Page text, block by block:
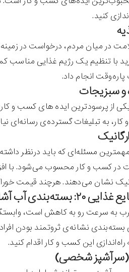
کنید.
در میان مردم، درخواست در
تنظیم یک رژیم غذایی مناسب
انجام داد.
از پرسودترین ایده های کسب و
به تبلیغات گسترده‌ی رسانه‌ای
مسئله‌ای که باید درنظر
در کسب و کار محسوب می‌شود. با
نشان می‌دهند. هرچند قیمت
آب آشامیدنی
به سرعت رو به کاهش است،
نشانه‌ی ثروتمند بودن
این کسب و کار اقدام کنید.